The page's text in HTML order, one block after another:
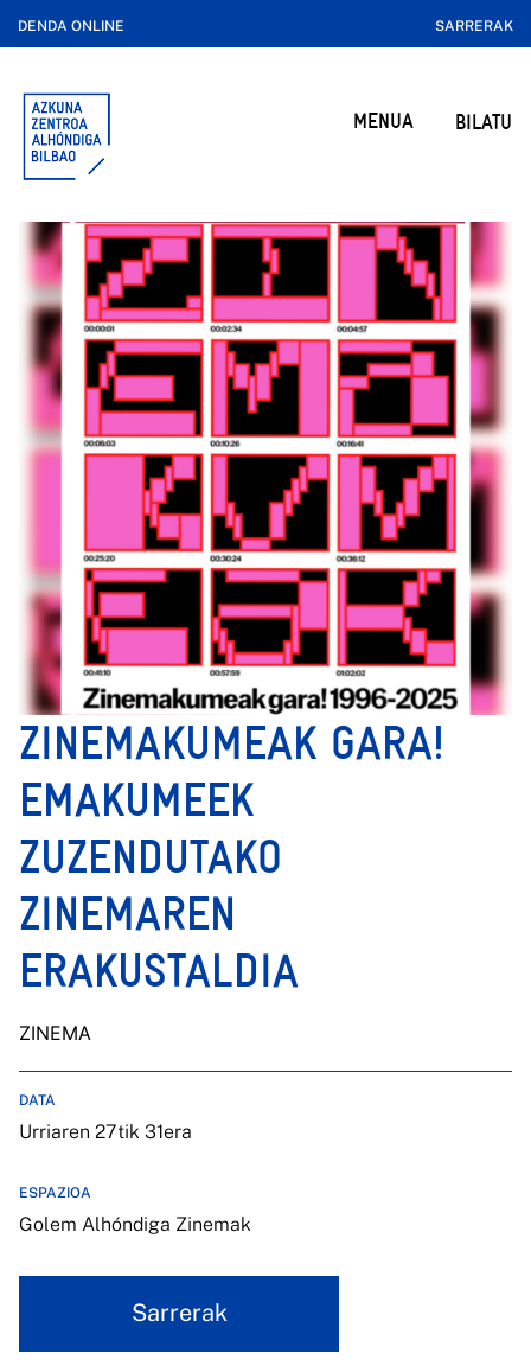
DENDA ONLINE SARRERAK
MENUA BILATU
ZINEMAKUMEAK GARA!
EMAKUMEEK
ZUZENDUTAKO
ZINEMAREN
ERAKUSTALDIA
ZINEMA
DATA
Urriaren 27tik 31era
ESPAZIOA
Golem Alhóndiga Zinemak
Sarrerak